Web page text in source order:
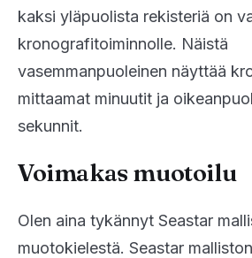
kaksi yläpuolista rekisteriä on
kronografitoiminnolle. Näistä
vasemmanpuoleinen näyttää
mittaamat minuutit ja
sekunnit.
Voimakas muotoilu
Olen aina tykännyt Seastar
muotokielestä. Seastar